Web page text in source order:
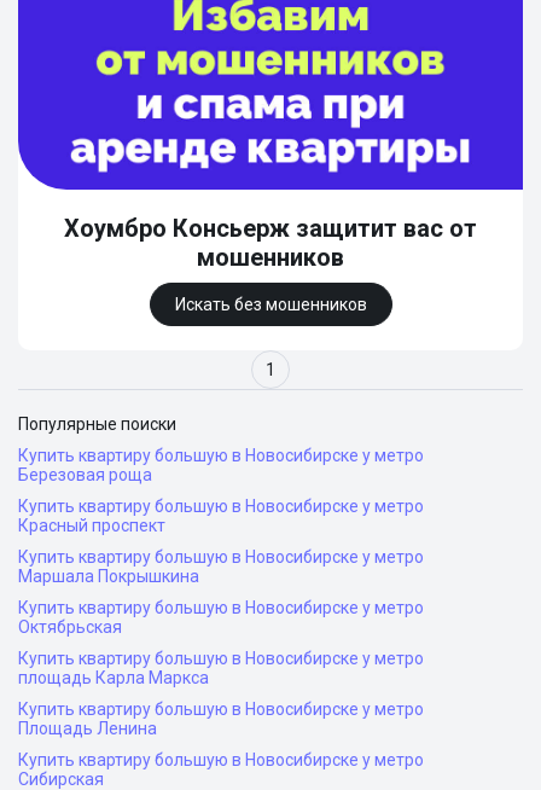
Хоумбро Консьерж защитит вас от
мошенников
Искать без мошенников
1
Популярные поиски
Купить квартиру большую в Новосибирске у метро
Березовая роща
Купить квартиру большую в Новосибирске у метро
Красный проспект
Купить квартиру большую в Новосибирске у метро
Маршала Покрышкина
Купить квартиру большую в Новосибирске у метро
Октябрьская
Купить квартиру большую в Новосибирске у метро
площадь Карла Маркса
Купить квартиру большую в Новосибирске у метро
Площадь Ленина
Купить квартиру большую в Новосибирске у метро
Сибирская